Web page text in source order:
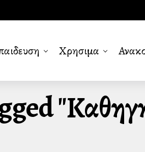
Χρησιμα